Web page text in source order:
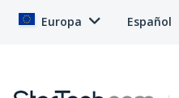
Europa Español